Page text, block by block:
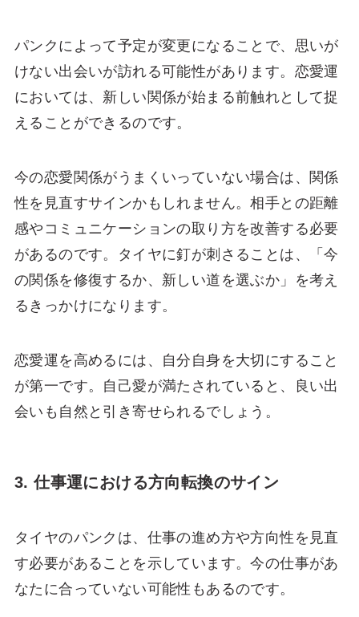
パンクによって予定が変更になることで、思いが
けない出会いが訪れる可能性があります。恋愛運
においては、新しい関係が始まる前触れとして捉
えることができるのです。
今の恋愛関係がうまくいっていない場合は、関係
性を見直すサインかもしれません。相手との距離
感やコミュニケーションの取り方を改善する必要
があるのです。タイヤに釘が刺さることは、「今
の関係を修復するか、新しい道を選ぶか」を考え
るきっかけになります。
恋愛運を高めるには、自分自身を大切にすること
が第一です。自己愛が満たされていると、良い出
会いも自然と引き寄せられるでしょう。
3. 仕事運における方向転換のサイン
タイヤのパンクは、仕事の進め方や方向性を見直
す必要があることを示しています。今の仕事があ
なたに合っていない可能性もあるのです。